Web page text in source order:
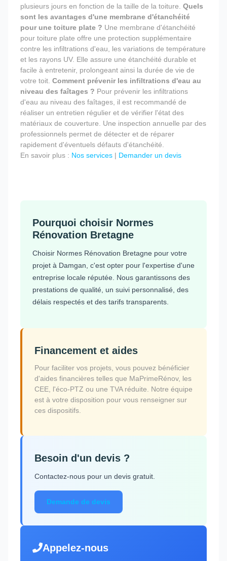
plusieurs jours en fonction de la taille de la toiture. Quels
sont les avantages d'une membrane d'étanchéité
pour une toiture plate ? Une membrane d'étanchéité
pour toiture plate offre une protection supplémentaire
contre les infiltrations d'eau, les variations de température
et les rayons UV. Elle assure une étanchéité durable et
facile à entretenir, prolongeant ainsi la durée de vie de
votre toit. Comment prévenir les infiltrations d'eau au
niveau des faîtages ? Pour prévenir les infiltrations
d'eau au niveau des faîtages, il est recommandé de
réaliser un entretien régulier et de vérifier l'état des
matériaux de couverture. Une inspection annuelle par des
professionnels permet de détecter et de réparer
rapidement d'éventuels défauts d'étanchéité.
En savoir plus : Nos services | Demander un devis
Pourquoi choisir Normes
Rénovation Bretagne
Choisir Normes Rénovation Bretagne pour votre
projet à Damgan, c'est opter pour l'expertise d'une
entreprise locale réputée. Nous garantissons des
prestations de qualité, un suivi personnalisé, des
délais respectés et des tarifs transparents.
Financement et aides
Pour faciliter vos projets, vous pouvez bénéficier
d'aides financières telles que MaPrimeRénov, les
CEE, l'éco-PTZ ou une TVA réduite. Notre équipe
est à votre disposition pour vous renseigner sur
ces dispositifs.
Besoin d'un devis ?
Contactez-nous pour un devis gratuit.
Demande de devis
Appelez-nous